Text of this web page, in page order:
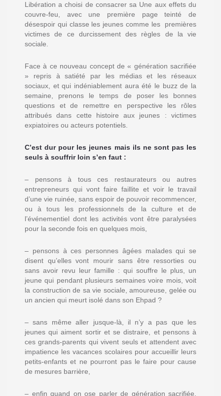
Libération a choisi de consacrer sa Une aux effets du
couvre-feu , avec une première page teinté de
désespoir qui classe les jeunes comme les premières
victimes de ce durcissement des règles de la vie
sociale.
Face à ce nouveau concept de « génération sacrifiée
» repris à satiété par les médias et les réseaux
sociaux, et qui indéniablement aura été le buzz de la
semaine, prenons le temps de poser les bonnes
questions et de remettre en perspective les rôles
attribués dans cette histoire aux jeunes : victimes
expiatoires ou acteurs potentiels.
C’est dur pour les jeunes mais ils ne sont pas les
seuls à souffrir loin s’en faut :
– pensons à tous ces restaurateurs ou autres
entrepreneurs qui vont faire faillite et voir le travail
d’une vie ruinée, sans espoir de pouvoir recommencer,
ou à tous les professionnels de la culture et de
l’événementiel dont les activités vont être paralysées
pour la seconde fois en quelques mois,
– pensons à ces personnes âgées malades qui se
disent qu’elles vont mourir sans être ressorties ou
sans avoir revu leur famille : qui souffre le plus, un
jeune qui pendant plusieurs semaines voire mois, voit
la construction de sa vie sociale, amoureuse, gelée ou
un ancien qui meurt isolé dans son Ehpad ?
– sans même aller jusque-là, il n’y a pas que les
jeunes qui aiment sortir et se distraire, et pensons à
ces grands-parents qui vivent seuls et attendent avec
impatience les vacances scolaires pour accueillir leurs
petits-enfants et ne pourront pas le faire pour cause
de mesures barrière,
– enfin quand on ose parler de génération sacrifiée,